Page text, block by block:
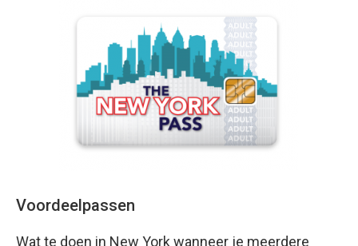
Voordeelpassen
Wat te doen in New York wanneer je meerdere